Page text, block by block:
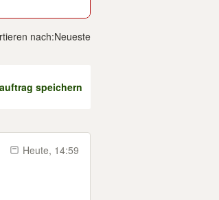
nach:Neueste
speichern
Heute, 14:59